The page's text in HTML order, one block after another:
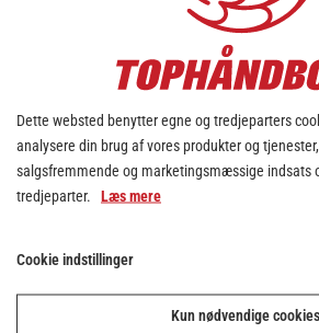
Holdstatistikker:
621 mål i 23 kampe – Snit på
546 mål i mod i 23 kampe – Snit
kamp
45 udvisninger i 23 kampe – Snit
249 tekniske fejl i 23 kampe –
Scoringsprocent i alm. spil – 569
Dette websted benytter egne og tredjeparters
analysere din brug af vores produkter og
salgsfremmende og marketingsmæssige indsats
tredjeparter. Læs mere
Cookie indstillinger
Kun nødvendige cookies